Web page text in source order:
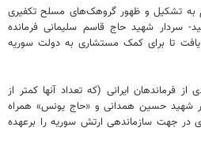
به تشکیل و ظهور گروهک‌های مسلح تکفیری
سردار شهید حاج قاسم سلیمانی فرمانده
تا برای کمک مستشاری به دولت سوریه
فرماندهان ایرانی (که تعداد آنها کمتر از
شهید حسین همدانی و «حاج یونس» همراه
جهت سازماندهی ارتش سوریه را برعهده